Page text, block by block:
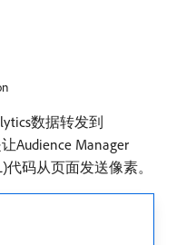
数据转发到
Audience Manager
代码从页面发送像素。